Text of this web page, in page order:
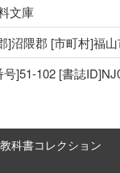
文庫
]沼隈郡 [市町村]福
]51-102 [書誌
教科書コレクション